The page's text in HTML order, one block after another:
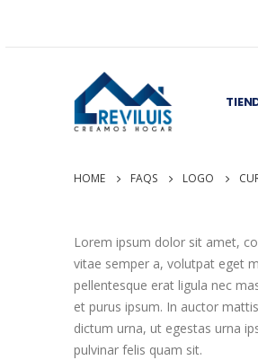
HOME FAQS LOGO
Lorem ipsum dolor sit amet,
vitae semper a, volutpat eget
pellentesque erat ligula nec
et purus ipsum. In auctor
dictum urna, ut egestas urna
pulvinar felis quam sit.